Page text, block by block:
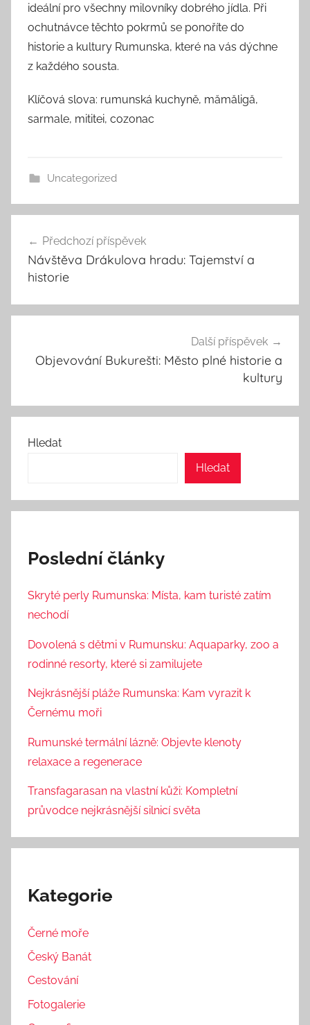
ideální pro všechny milovníky dobrého jídla. Při
ochutnávce těchto pokrmů se ponoříte do
historie a kultury Rumunska, které na vás dýchne
z každého sousta.
Klíčová slova: rumunská kuchyně, mămăligă,
sarmale, mititei, cozonac
Uncategorized
pro
příspěvek
Předchozí příspěvek
Návštěva Drákulova hradu: Tajemství a
historie
Další příspěvek
Objevování Bukurešti: Město plné historie a
kultury
Hledat
Hledat
Poslední články
Skryté perly Rumunska: Místa, kam turisté zatím
nechodí
Dovolená s dětmi v Rumunsku: Aquaparky, zoo a
rodinné resorty, které si zamilujete
Nejkrásnější pláže Rumunska: Kam vyrazit k
Černému moři
Rumunské termální lázně: Objevte klenoty
relaxace a regenerace
Transfagarasan na vlastní kůži: Kompletní
průvodce nejkrásnější silnicí světa
Kategorie
Černé moře
Český Banát
Cestování
Fotogalerie